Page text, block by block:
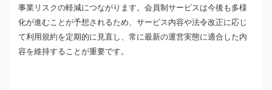
事業リスクの軽減につながります。会員制サービスは今後も多様
化が進むことが予想されるため、サービス内容や法令改正に応じ
て利用規約を定期的に見直し、常に最新の運営実態に適合した内
容を維持することが重要です。